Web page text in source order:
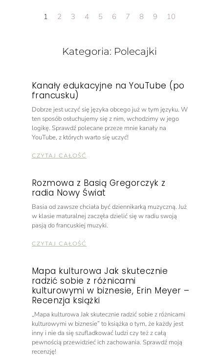
1 2 3 4 5 6 7 8 9 10
Kategoria: Polecajki
Kanały edukacyjne na YouTube (po
francusku)
Dobrze jest uczyć się języka obcego już w tym języku. W
ten sposób osłuchujemy się z nim, wchodzimy w jego
logikę. Sprawdź polecane przeze mnie kanały na
YouTube, z których warto się uczyć!
CZYTAJ CAŁOŚĆ
Rozmowa z Basią Gregorczyk z
radia Nowy Świat
Basia od zawsze chciała być dziennikarką muzyczną. Już
w klasie maturalnej zaczęła dzielić się w radiu swoją
pasją do francuskiej muzyki.
CZYTAJ CAŁOŚĆ
Mapa kulturowa Jak skutecznie
radzić sobie z różnicami
kulturowymi w biznesie, Erin Meyer –
Recenzja książki
„Mapa kulturowa Jak skutecznie radzić sobie z różnicami
kulturowymi w biznesie” to książka o tym, że każdy jest
inny i nie da się szufladkować ludzi czy też z całą
pewnością przewidzieć ich zachowania. Sprawdź moją
recenzję!